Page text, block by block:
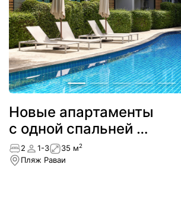
Новые апартаменты
с одной спальней в
5 минутах от пляжа
Раваи
2 1-3 35 м2
Пляж Раваи